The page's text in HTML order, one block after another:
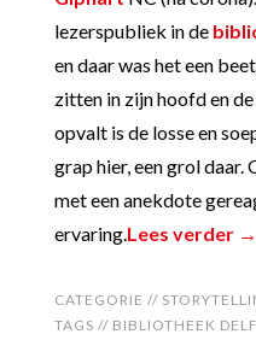
lezerspubliek in de
en daar was het een
zitten in zijn hoofd en
opvalt is de losse en
grap hier, een grol
met een anekdote
ervaring.Lees verder →
CATEGORIE //
TAGS // BIBLIOTHEEK